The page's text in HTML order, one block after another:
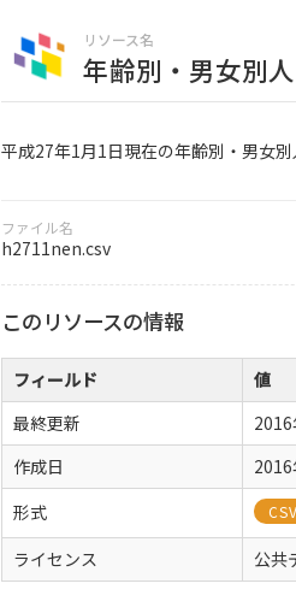
リソース名
年齢別・男女別
平成27年1月1日現在の年齢別・男女別
ファイル名
h2711nen.csv
このリソースの情報
フィールド
値
最終更新
作成日
形式
CSV
ライセンス 公共